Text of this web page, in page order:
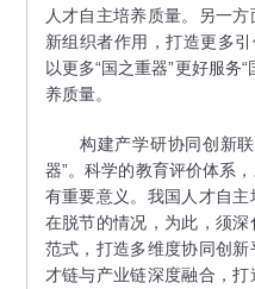
人才自主培养质量。另一
新组织者作用，打造更多引
以更多“国之重器”更好服务
养质量。
构建产学研协同创新联
器”。科学的教育评价体系
有重要意义。我国人才自
在脱节的情况，为此，须
范式，打造多维度协同创
才链与产业链深度融合，